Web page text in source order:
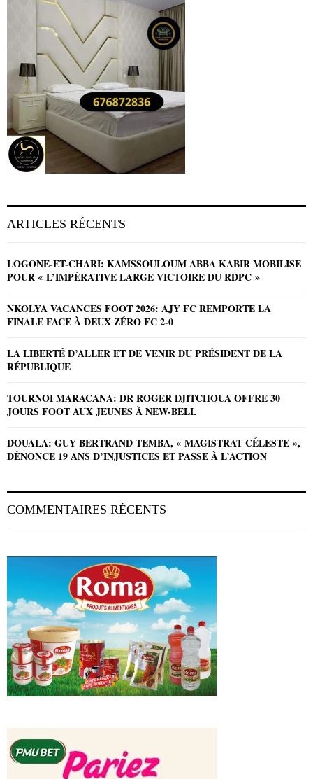
ARTICLES RÉCENTS
LOGONE-ET-CHARI: KAMSSOULOUM ABBA KABIR MOBILISE
POUR « L’IMPÉRATIVE LARGE VICTOIRE DU RDPC »
NKOLYA VACANCES FOOT 2026: AJY FC REMPORTE LA
FINALE FACE À DEUX ZÉRO FC 2-0
LA LIBERTÉ D’ALLER ET DE VENIR DU PRÉSIDENT DE LA
RÉPUBLIQUE
TOURNOI MARACANA: DR ROGER DJITCHOUA OFFRE 30
JOURS FOOT AUX JEUNES À NEW-BELL
DOUALA: GUY BERTRAND TEMBA, « MAGISTRAT CÉLESTE »,
DÉNONCE 19 ANS D’INJUSTICES ET PASSE À L’ACTION
COMMENTAIRES RÉCENTS